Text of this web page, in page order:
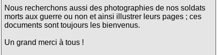
Nous recherchons aussi des photographies de nos soldats
morts aux guerre ou non et ainsi illustrer leurs pages ; ces
documents sont toujours les bienvenus.
Un grand merci à tous !